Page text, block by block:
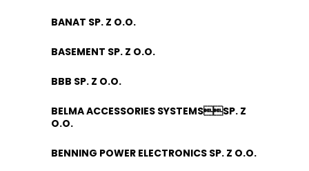
BANAT SP. Z O.O.
BASEMENT SP. Z O.O.
BBB SP. Z O.O.
BELMA ACCESSORIES SYSTEMSSP. Z
O.O.
BENNING POWER ELECTRONICS SP. Z O.O.